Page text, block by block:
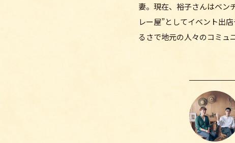
妻。現在、裕子さんはベン
レー屋”としてイベント出
るさで地元の人々のコミュ